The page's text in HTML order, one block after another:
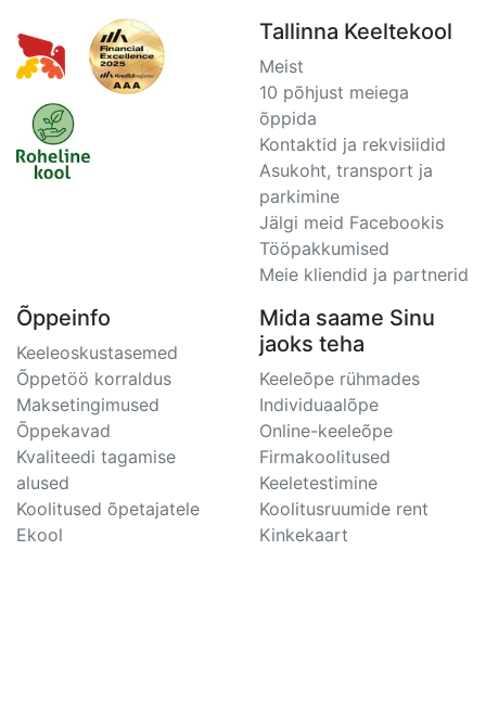
Tallinna Keeltekool
Meist
10 põhjust meiega
õppida
Kontaktid ja rekvisiidid
Asukoht, transport ja
parkimine
Jälgi meid Facebookis
Tööpakkumised
Meie kliendid ja partnerid
Õppeinfo
Keeleoskustasemed
Õppetöö korraldus
Maksetingimused
Õppekavad
Kvaliteedi tagamise
alused
Koolitused õpetajatele
Ekool
Mida saame Sinu
jaoks teha
Keeleõpe rühmades
Individuaalõpe
Online-keeleõpe
Firmakoolitused
Keeletestimine
Koolitusruumide rent
Kinkekaart